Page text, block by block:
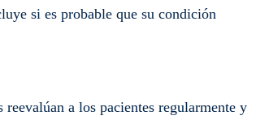
si es probable que su condición
a los pacientes regularmente y